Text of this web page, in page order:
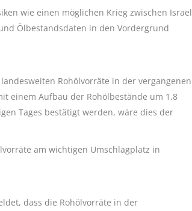
wie einen möglichen Krieg zwischen Israel
Ölbestandsdaten in den Vordergrund
Rohölvorräte in der vergangenen
einem Aufbau der Rohölbestände um 1,8
Tages bestätigt werden, wäre dies der
am wichtigen Umschlagplatz in
dass die Rohölvorräte in der